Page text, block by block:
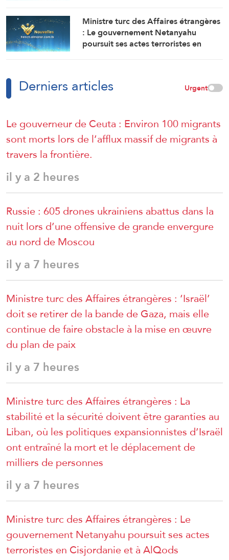
ont entraîné la mort et le
déplacement de milliers de
personnes
Ministre turc des Affaires étrangères
: Le gouvernement Netanyahu
poursuit ses actes terroristes en
Derniers articles Urgent
Le gouverneur de Ceuta : Environ 100 migrants
sont morts lors de l’afflux massif de migrants à
travers la frontière.
il y a 2 heures
Russie : 605 drones ukrainiens abattus dans la
nuit lors d’une offensive de grande envergure
au nord de Moscou
il y a 7 heures
Ministre turc des Affaires étrangères : ‘Israël’
doit se retirer de la bande de Gaza, mais elle
continue de faire obstacle à la mise en œuvre
du plan de paix
il y a 7 heures
Ministre turc des Affaires étrangères : La
stabilité et la sécurité doivent être garanties au
Liban, où les politiques expansionnistes d’Israël
ont entraîné la mort et le déplacement de
milliers de personnes
il y a 7 heures
Ministre turc des Affaires étrangères : Le
gouvernement Netanyahu poursuit ses actes
terroristes en Cisjordanie et à AlQods